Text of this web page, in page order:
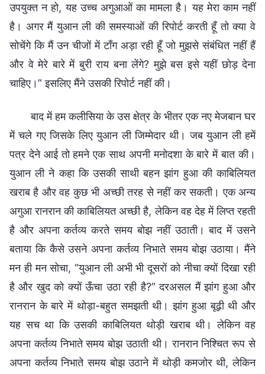
उपयुक्त न हो, यह उच्च अगुआओं का मामला है। यह मेरा काम नहीं
है। अगर मैं युआन ली की समस्याओं की रिपोर्ट करती हूँ तो क्या वे
सोचेंगे कि मैं उन चीजों में टाँग अड़ा रही हूँ जो मुझसे संबंधित नहीं हैं
और वे मेरे बारे में बुरी राय बना लेंगे? मुझे बस इसे यहीं छोड़ देना
चाहिए।” इसलिए मैंने उसकी रिपोर्ट नहीं की।
बाद में हम कलीसिया के उस क्षेत्र के भीतर एक नए मेजबान घर
में चले गए जिसके लिए युआन ली जिम्मेदार थी। जब युआन ली हमें
पत्र देने आई तो हमने एक साथ अपनी मनोदशा के बारे में बात की।
युआन ली ने कहा कि उसकी साथी बहन झांग हुआ की काबिलियत
खराब है और वह कुछ भी अच्छी तरह से नहीं कर सकती। एक अन्य
अगुआ रानरान की काबिलियत अच्छी है, लेकिन वह देह में लिप्त रहती
है और अपना कर्तव्य करते समय बोझ नहीं उठाती। बाद में उसने
बताया कि कैसे उसने अपना कर्तव्य निभाते समय बोझ उठाया। मैंने
मन ही मन सोचा, “युआन ली अभी भी दूसरों को नीचा क्यों दिखा रही
है और खुद को क्यों ऊँचा उठा रही है?” दरअसल मैं झांग हुआ और
रानरान के बारे में थोड़ा-बहुत समझती थी। झांग हुआ बूढ़ी थी और
यह सच था कि उसकी काबिलियत थोड़ी खराब थी। लेकिन वह
अपना कर्तव्य निभाते समय बोझ उठाती थी। रानरान निश्चित रूप से
अपना कर्तव्य निभाते समय बोझ उठाने में थोड़ी कमजोर थी, लेकिन